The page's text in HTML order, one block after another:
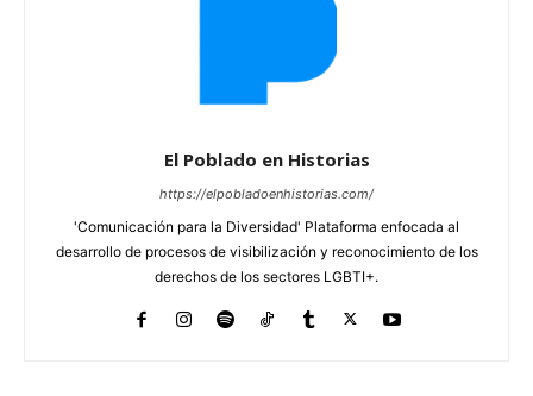
El Poblado en Historias
https://elpobladoenhistorias.com/
'Comunicación para la Diversidad' Plataforma enfocada al
desarrollo de procesos de visibilización y reconocimiento de los
derechos de los sectores LGBTI+.